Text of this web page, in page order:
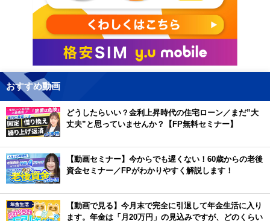
おすすめ動画
どうしたらいい？金利上昇時代の住宅ローン／まだ”大
丈夫”と思っていませんか？【FP無料セミナー】
【動画セミナー】今からでも遅くない！60歳からの老後
資金セミナー／FPがわかりやすく解説します！
【動画で見る】今月末で完全に引退して年金生活に入り
ます。年金は「月20万円」の見込みですが、どのくらい